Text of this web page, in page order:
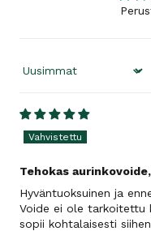
Sort by
Tehokas
Hyväntuoksuinen ja
Voide ei ole tarkoitettu
sopii kohtalaisesti